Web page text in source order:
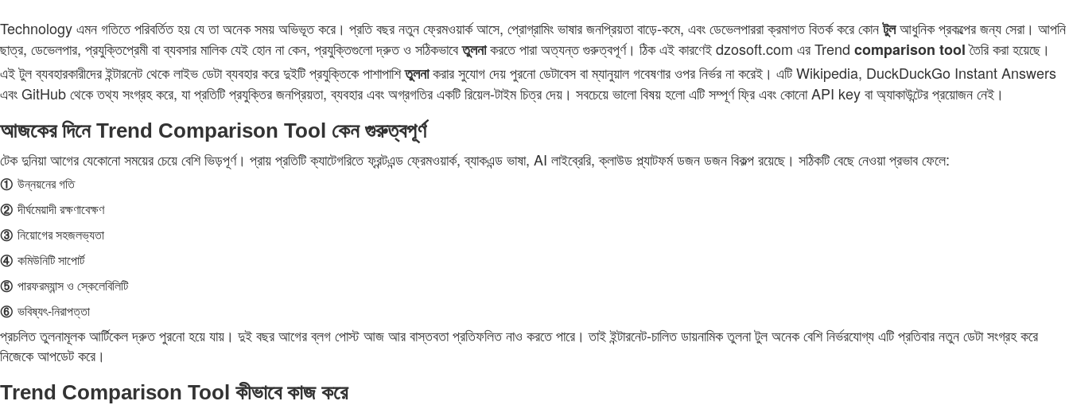
Technology এমন গতিতে পরিবর্তিত হয় যে তা অনেক সময় অভিভূত করে। প্রতি বছর নতুন ফ্রেমওয়ার্ক আসে, প্রোগ্রামিং ভাষার জনপ্রিয়তা বাড়ে‑কমে, এবং ডেভেলপাররা ক্রমাগত বিতর্ক করে কোনটুলআধুনিক প্রকল্পের জন্য সেরা। আপনি
ছাত্র, ডেভেলপার, প্রযুক্তিপ্রেমী বা ব্যবসার মালিক যেই হোন না কেন, প্রযুক্তিগুলো দ্রুত ও সঠিকভাবেতুলনাকরতে পারা অত্যন্ত গুরুত্বপূর্ণ। ঠিক এই কারণেই dzosoft.com এর Trend comparison toolতৈরি করা হয়েছে।
এই টুল ব্যবহারকারীদের ইন্টারনেট থেকে লাইভ ডেটা ব্যবহার করে দুইটি প্রযুক্তিকে পাশাপাশিতুলনাকরার সুযোগ দেয় পুরনো ডেটাবেস বা ম্যানুয়াল গবেষণার ওপর নির্ভর না করেই। এটি Wikipedia, DuckDuckGo Instant Answers
এবং GitHub থেকে তথ্য সংগ্রহ করে, যা প্রতিটি প্রযুক্তির জনপ্রিয়তা, ব্যবহার এবং অগ্রগতির একটি রিয়েল‑টাইম চিত্র দেয়। সবচেয়ে ভালো বিষয় হলো এটি সম্পূর্ণ ফ্রি এবং কোনো API key বা অ্যাকাউন্টের প্রয়োজন নেই।
আজকের দিনে Trend Comparison Tool কেন গুরুত্বপূর্ণ
টেক দুনিয়া আগের যেকোনো সময়ের চেয়ে বেশি ভিড়পূর্ণ। প্রায় প্রতিটি ক্যাটেগরিতে ফ্রন্টএন্ড ফ্রেমওয়ার্ক, ব্যাকএন্ড ভাষা, AI লাইব্রেরি, ক্লাউড প্ল্যাটফর্ম ডজন ডজন বিকল্প রয়েছে। সঠিকটি বেছে নেওয়া প্রভাব ফেলে:
① উন্নয়নের গতি
② দীর্ঘমেয়াদী রক্ষণাবেক্ষণ
③ নিয়োগের সহজলভ্যতা
④ কমিউনিটি সাপোর্ট
⑤ পারফরম্যান্স ও স্কেলেবিলিটি
⑥ ভবিষ্যৎ‑নিরাপত্তা
প্রচলিত তুলনামূলক আর্টিকেল দ্রুত পুরনো হয়ে যায়। দুই বছর আগের ব্লগ পোস্ট আজ আর বাস্তবতা প্রতিফলিত নাও করতে পারে। তাই ইন্টারনেট‑চালিত ডায়নামিক তুলনা টুল অনেক বেশি নির্ভরযোগ্য এটি প্রতিবার নতুন ডেটা সংগ্রহ করে
নিজেকে আপডেট করে।
Trend Comparison Tool কীভাবে কাজ করে